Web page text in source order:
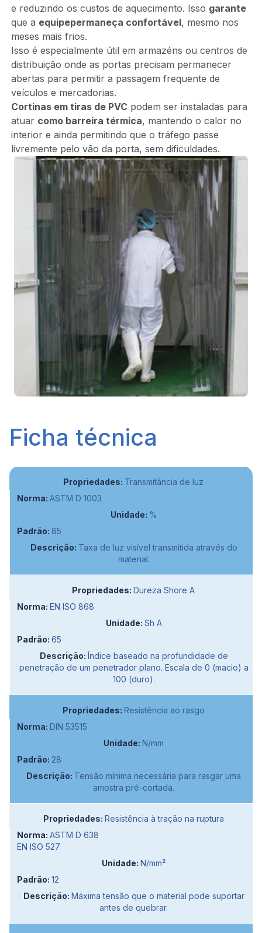
e reduzindo os custos de aquecimento. Isso garante
que a equipepermaneça confortável, mesmo nos
meses mais frios.
Isso é especialmente útil em armazéns ou centros de
distribuição onde as portas precisam permanecer
abertas para permitir a passagem frequente de
veículos e mercadorias.
Cortinas em tiras de PVCpodem ser instaladas para
atuar como barreira térmica, mantendo o calor no
interior e ainda permitindo que o tráfego passe
livremente pelo vão da porta, sem dificuldades.
Ficha técnica
Transmitância de luz
ASTM D 1003
%
85
Taxa de luz visível transmitida através do
material.
Dureza Shore A
EN ISO 868
Sh A
65
Índice baseado na profundidade de
penetração de um penetrador plano. Escala de 0 (macio) a
100 (duro).
Resistência ao rasgo
DIN 53515
N/mm
28
Tensão mínima necessária para rasgar uma
amostra pré-cortada.
Resistência à tração na ruptura
ASTM D 638
EN ISO 527
N/mm²
12
Máxima tensão que o material pode suportar
antes de quebrar.